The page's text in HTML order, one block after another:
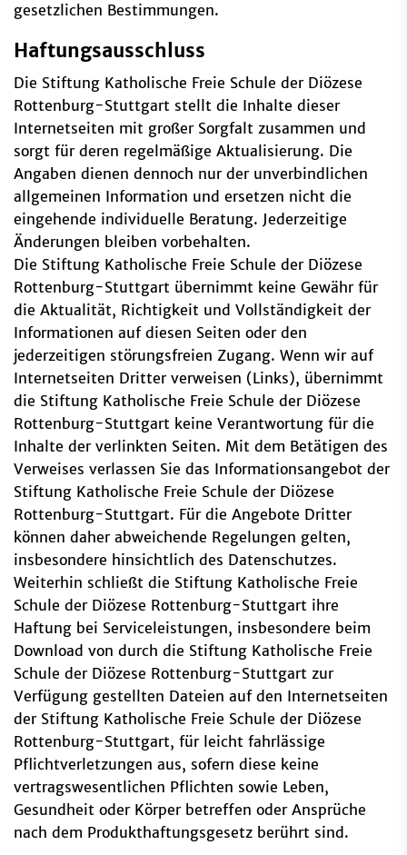
gesetzlichen Bestimmungen.
Haftungsausschluss
Die Stiftung Katholische Freie Schule der Diözese
Rottenburg-Stuttgart stellt die Inhalte dieser
Internetseiten mit großer Sorgfalt zusammen und
sorgt für deren regelmäßige Aktualisierung. Die
Angaben dienen dennoch nur der unverbindlichen
allgemeinen Information und ersetzen nicht die
eingehende individuelle Beratung. Jederzeitige
Änderungen bleiben vorbehalten.
Die Stiftung Katholische Freie Schule der Diözese
Rottenburg-Stuttgart übernimmt keine Gewähr für
die Aktualität, Richtigkeit und Vollständigkeit der
Informationen auf diesen Seiten oder den
jederzeitigen störungsfreien Zugang. Wenn wir auf
Internetseiten Dritter verweisen (Links), übernimmt
die Stiftung Katholische Freie Schule der Diözese
Rottenburg-Stuttgart keine Verantwortung für die
Inhalte der verlinkten Seiten. Mit dem Betätigen des
Verweises verlassen Sie das Informationsangebot der
Stiftung Katholische Freie Schule der Diözese
Rottenburg-Stuttgart. Für die Angebote Dritter
können daher abweichende Regelungen gelten,
insbesondere hinsichtlich des Datenschutzes.
Weiterhin schließt die Stiftung Katholische Freie
Schule der Diözese Rottenburg-Stuttgart ihre
Haftung bei Serviceleistungen, insbesondere beim
Download von durch die Stiftung Katholische Freie
Schule der Diözese Rottenburg-Stuttgart zur
Verfügung gestellten Dateien auf den Internetseiten
der Stiftung Katholische Freie Schule der Diözese
Rottenburg-Stuttgart, für leicht fahrlässige
Pflichtverletzungen aus, sofern diese keine
vertragswesentlichen Pflichten sowie Leben,
Gesundheit oder Körper betreffen oder Ansprüche
nach dem Produkthaftungsgesetz berührt sind.